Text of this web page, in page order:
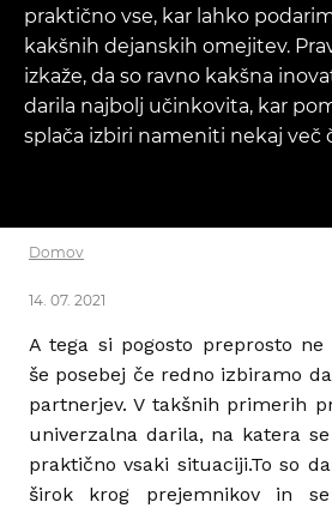
praktično vse, kar lahko
kakšnih dejanskih omejitev.
izkaže, da so ravno kakšna
darila najbolj učinkovita, kar
splača izbiri nameniti nekaj več
Domov
14. 07. 2021
A tega si pogosto preprosto
še posebej če redno izbiramo
partnerjev. V takšnih primerih
univerzalna darila, na katera
praktično vsaki situaciji.To so
širok krog prejemnikov in